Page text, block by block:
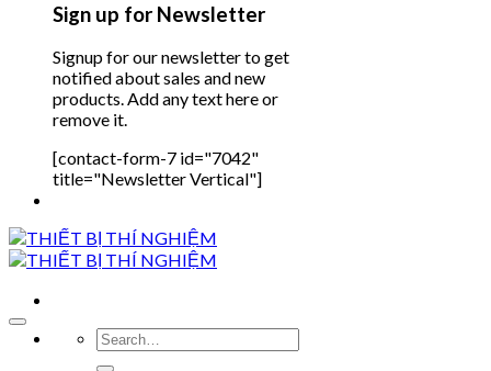
Sign up for Newsletter
Signup for our newsletter to get
notified about sales and new
products. Add any text here or
remove it.
[contact-form-7 id="7042"
title="Newsletter Vertical"]
Search
for: